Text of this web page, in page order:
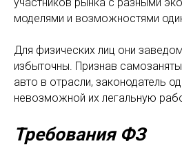
участников рынка с разными
моделями и возможностями
Для физических лиц они
избыточны. Признав
авто в отрасли, законодатель
невозможной их легальную
Требования ФЗ